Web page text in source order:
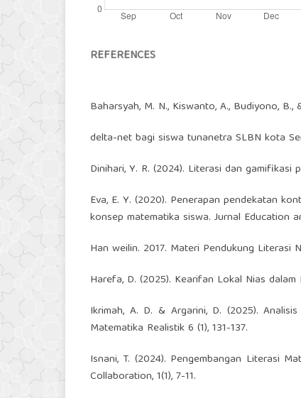
REFERENCES
Baharsyah, M. N., Kiswanto, A., Budiyono,
delta-net bagi siswa tunanetra SLBN kota
Dinihari, Y. R. (2024). Literasi dan gamifikasi
Eva, E. Y. (2020). Penerapan pendekatan
konsep matematika siswa. Jurnal Education
Han weilin. 2017. Materi Pendukung Literasi
Harefa, D. (2025). Kearifan Lokal Nias dalam
Ikrimah, A. D. & Argarini, D. (2025).
Matematika Realistik 6 (1), 131-137.
Isnani, T. (2024). Pengembangan Literasi
Collaboration, 1(1), 7-11.